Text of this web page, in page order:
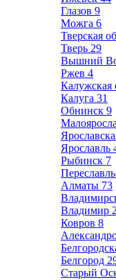
Глазов 9
Можга 6
Тверская
Тверь 29
Вышний
Ржев 4
Калужская
Калуга 31
Обнинск 9
Ярославль
Рыбинск 7
Алматы 73
Владимир
Ковров 8
Белгород
Старый